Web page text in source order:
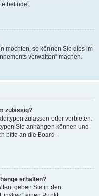
befindet.
möchten, so können Sie dies im
verwalten“ machen.
zulässig?
zulassen oder verbieten.
Sie anhängen können und
bitte an die Board-
erhalten?
gehen Sie in den